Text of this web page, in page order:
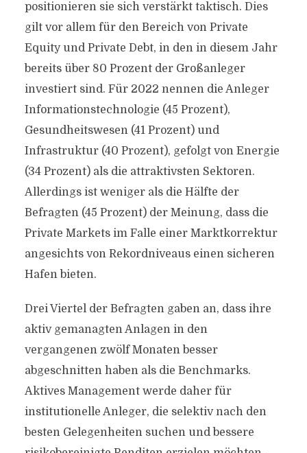
positionieren sie sich verstärkt taktisch. Dies
gilt vor allem für den Bereich von Private
Equity und Private Debt, in den in diesem Jahr
bereits über 80 Prozent der Großanleger
investiert sind. Für 2022 nennen die Anleger
Informationstechnologie (45 Prozent),
Gesundheitswesen (41 Prozent) und
Infrastruktur (40 Prozent), gefolgt von Energie
(34 Prozent) als die attraktivsten Sektoren.
Allerdings ist weniger als die Hälfte der
Befragten (45 Prozent) der Meinung, dass die
Private Markets im Falle einer Marktkorrektur
angesichts von Rekordniveaus einen sicheren
Hafen bieten.
Drei Viertel der Befragten gaben an, dass ihre
aktiv gemanagten Anlagen in den
vergangenen zwölf Monaten besser
abgeschnitten haben als die Benchmarks.
Aktives Management werde daher für
institutionelle Anleger, die selektiv nach den
besten Gelegenheiten suchen und bessere